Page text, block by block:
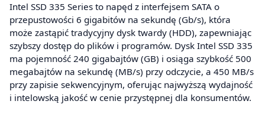
Intel SSD 335 Series to napęd z interfejsem SATA o
przepustowości 6 gigabitów na sekundę (Gb/s), która
może zastąpić tradycyjny dysk twardy (HDD), zapewniając
szybszy dostęp do plików i programów. Dysk Intel SSD 335
ma pojemność 240 gigabajtów (GB) i osiąga szybkość 500
megabajtów na sekundę (MB/s) przy odczycie, a 450 MB/s
przy zapisie sekwencyjnym, oferując najwyższą wydajność
i intelowską jakość w cenie przystępnej dla konsumentów.